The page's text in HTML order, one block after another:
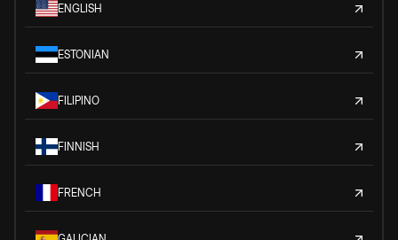
ENGLISH
ESTONIAN
FILIPINO
FINNISH
FRENCH